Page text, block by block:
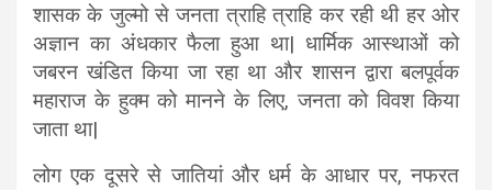
शासक के जुल्मो से जनता त्राहि त्राहि कर रही थी हर ओर
अज्ञान का अंधकार फैला हुआ था| धार्मिक आस्थाओं को
जबरन खंडित किया जा रहा था और शासन द्वारा बलपूर्वक
महाराज के हुक्म को मानने के लिए, जनता को विवश किया
जाता था|
लोग एक दूसरे से जातियां और धर्म के आधार पर, नफरत